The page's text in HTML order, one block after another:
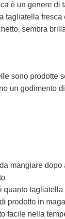
è un genere
tagliatella
sembra
sono prodotte
un godimento
mangiare dopo
quanto tagliatella
prodotto in
facile nella